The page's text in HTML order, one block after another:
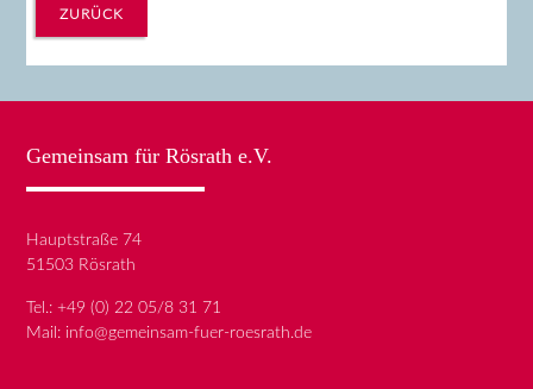
ZURÜCK
Gemeinsam für Rösrath e.V.
Hauptstraße 74
51503 Rösrath
Tel.:+49 (0) 22 05/8 31 71
Mail: info@gemeinsam-fuer-roesrath.de